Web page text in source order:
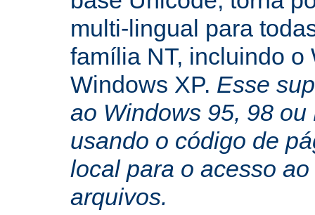
multi-lingual para
família NT, incluindo o
Windows XP. Esse
ao Windows 95, 98
usando o código de
local para o acesso
arquivos.